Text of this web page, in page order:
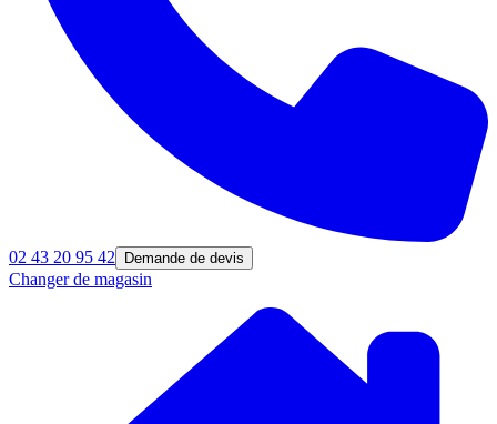
02 43 20 95 42 Demande de devis
Changer de magasin